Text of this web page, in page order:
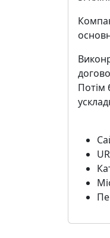
Потім